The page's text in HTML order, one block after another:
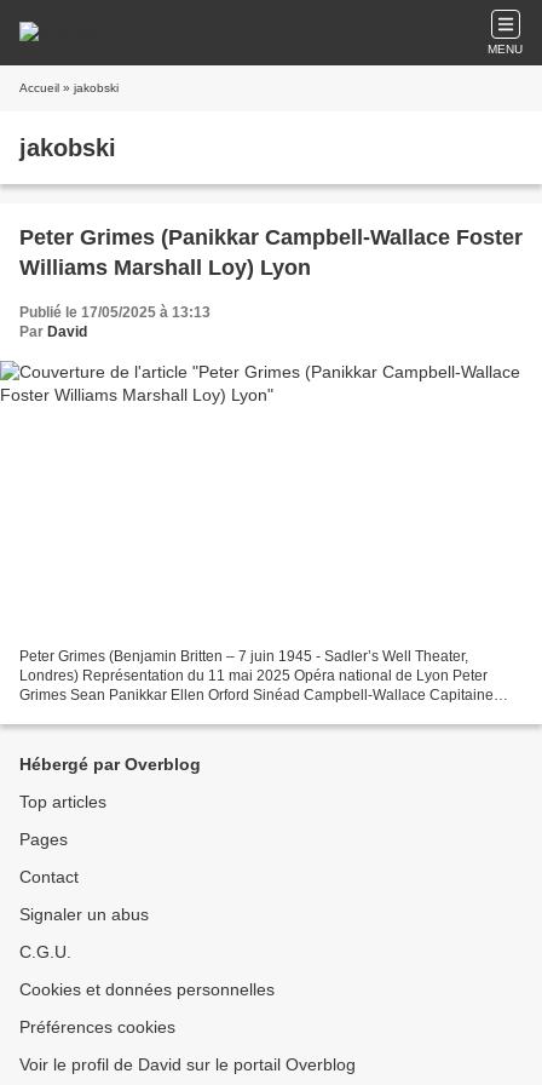
MENU
Accueil » jakobski
jakobski
Peter Grimes (Panikkar Campbell-Wallace Foster
Williams Marshall Loy) Lyon
Publié le 17/05/2025 à 13:13
Par David
Peter Grimes (Benjamin Britten – 7 juin 1945 - Sadler’s Well Theater,
Londres) Représentation du 11 mai 2025 Opéra national de Lyon Peter
Grimes Sean Panikkar Ellen Orford Sinéad Campbell-Wallace Capitaine
Hébergé par Overblog
Top articles
Pages
Contact
Signaler un abus
C.G.U.
Cookies et données personnelles
Préférences cookies
Voir le profil de David sur le portail Overblog